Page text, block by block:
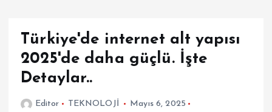
Türkiye'de internet alt yapısı
2025'de daha güçlü. İşte
Detaylar..
Editor TEKNOLOJİ
Mayıs 6, 2025